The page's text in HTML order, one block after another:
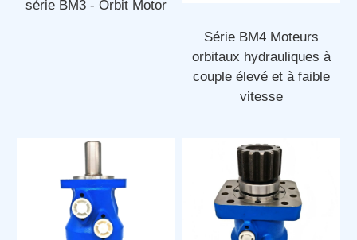
série BM3 - Orbit Motor
Série BM4 Moteurs
orbitaux hydrauliques à
couple élevé et à faible
vitesse